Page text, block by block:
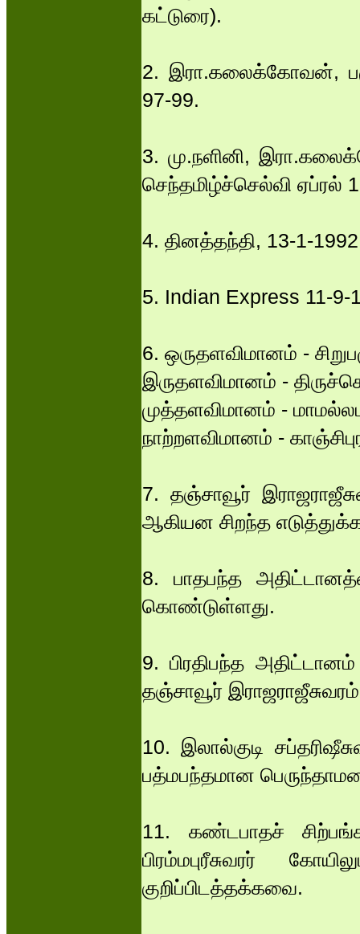
கட்டுரை).
2. இரா.கலைக்கோவன்,
97-99.
3. மு.நளினி,
செந்தமிழ்ச்செல்வி ஏப்ரல்
4. தினத்தந்தி, 13-1-
5. Indian Express 11-9-
6. ஒருதளவிமானம் -
இருதளவிமானம் -
முத்தளவிமானம் -
நாற்றளவிமானம் -
7. தஞ்சாவூர்
ஆகியன சிறந்த
8. பாதபந்த
கொண்டுள்ளது.
9. பிரதிபந்த
தஞ்சாவூர்
10. இலால்குடி
பத்மபந்தமான
11. கண்டபாதச்
பிரம்மபுரீசுவரர்
குறிப்பிடத்தக்கவை.